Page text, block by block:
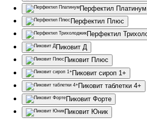
Перфектил Платинум
Перфектил Плюс
Перфектил
Пиковит Д
Пиковит Плюс
Пиковит сироп 1+
Пиковит таблетки 4+
Пиковит Форте
Пиковит Юник